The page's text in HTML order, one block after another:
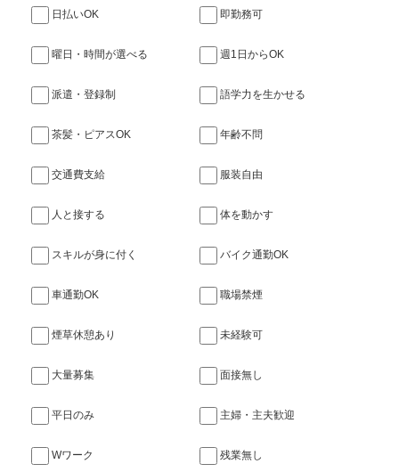
日払いOK 即勤務可
曜日・時間が選べる 週1日からOK
派遣・登録制 語学力を生かせる
茶髪・ピアスOK 年齢不問
交通費支給 服装自由
人と接する 体を動かす
スキルが身に付く バイク通勤OK
車通勤OK 職場禁煙
煙草休憩あり 未経験可
大量募集 面接無し
平日のみ 主婦・主夫歓迎
Wワーク 残業無し